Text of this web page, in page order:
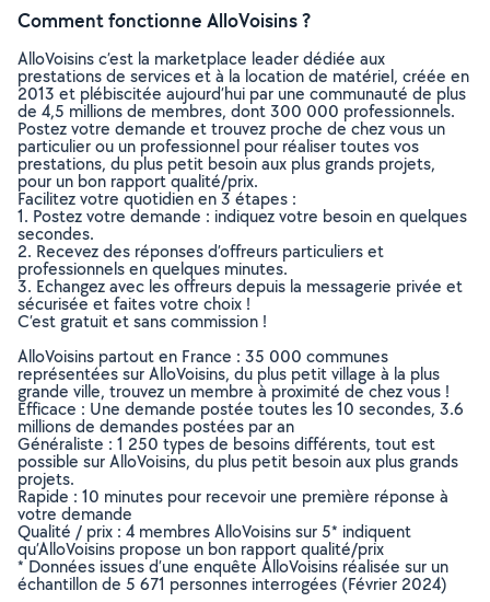
Comment fonctionne AlloVoisins ?
AlloVoisins c’est la marketplace leader dédiée aux
prestations de services et à la location de matériel, créée en
2013 et plébiscitée aujourd’hui par une communauté de plus
de 4,5 millions de membres, dont 300 000 professionnels.
Postez votre demande et trouvez proche de chez vous un
particulier ou un professionnel pour réaliser toutes vos
prestations, du plus petit besoin aux plus grands projets,
pour un bon rapport qualité/prix.
Facilitez votre quotidien en 3 étapes :
1. Postez votre demande : indiquez votre besoin en quelques
secondes.
2. Recevez des réponses d’offreurs particuliers et
professionnels en quelques minutes.
3. Echangez avec les offreurs depuis la messagerie privée et
sécurisée et faites votre choix !
C’est gratuit et sans commission !
AlloVoisins partout en France : 35 000 communes
représentées sur AlloVoisins, du plus petit village à la plus
grande ville, trouvez un membre à proximité de chez vous !
Efficace : Une demande postée toutes les 10 secondes, 3.6
millions de demandes postées par an
Généraliste : 1 250 types de besoins différents, tout est
possible sur AlloVoisins, du plus petit besoin aux plus grands
projets.
Rapide : 10 minutes pour recevoir une première réponse à
votre demande
Qualité / prix : 4 membres AlloVoisins sur 5* indiquent
qu’AlloVoisins propose un bon rapport qualité/prix
* Données issues d’une enquête AlloVoisins réalisée sur un
échantillon de 5 671 personnes interrogées (Février 2024)